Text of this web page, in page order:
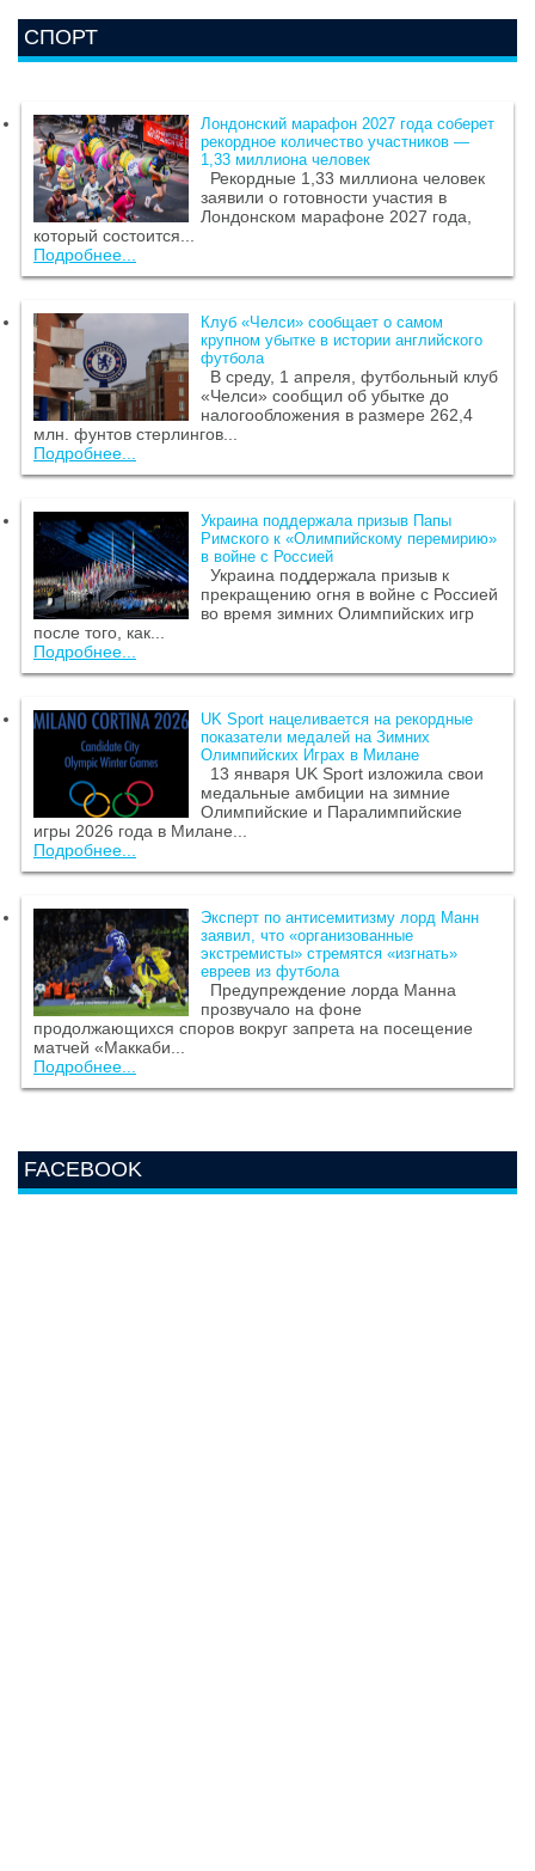
СПОРТ
Лондонский марафон 2027 года соберет
рекордное количество участников —
1,33 миллиона человек
Рекордные 1,33 миллиона человек
заявили о готовности участия в
Лондонском марафоне 2027 года,
который состоится...
Подробнее...
Клуб «Челси» сообщает о самом
крупном убытке в истории английского
футбола
В среду, 1 апреля, футбольный клуб
«Челси» сообщил об убытке до
налогообложения в размере 262,4
млн. фунтов стерлингов...
Подробнее...
Украина поддержала призыв Папы
Римского к «Олимпийскому перемирию»
в войне с Россией
Украина поддержала призыв к
прекращению огня в войне с Россией
во время зимних Олимпийских игр
после того, как...
Подробнее...
UK Sport нацеливается на рекордные
показатели медалей на Зимних
Олимпийских Играх в Милане
13 января UK Sport изложила свои
медальные амбиции на зимние
Олимпийские и Паралимпийские
игры 2026 года в Милане...
Подробнее...
Эксперт по антисемитизму лорд Манн
заявил, что «организованные
экстремисты» стремятся «изгнать»
евреев из футбола
Предупреждение лорда Манна
прозвучало на фоне
продолжающихся споров вокруг запрета на посещение
матчей «Маккаби...
Подробнее...
FACEBOOK